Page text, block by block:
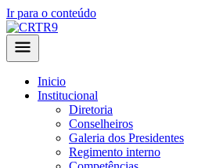
Ir para o conteúdo
Inicio
Institucional
Diretoria
Conselheiros
Galeria dos Presidentes
Regimento interno